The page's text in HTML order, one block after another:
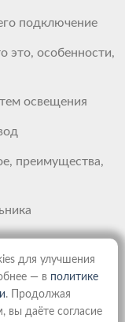
подключение
это, особенности,
освещения
преимущества,
для улучшения
— в политике
. Продолжая
вы даёте согласие